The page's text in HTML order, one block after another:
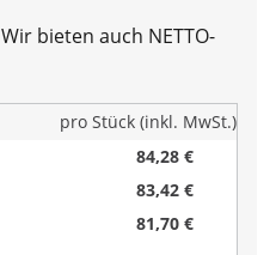
Wir bieten auch NETTO-
pro Stück (inkl. MwSt.)
84,28 €
83,42 €
81,70 €